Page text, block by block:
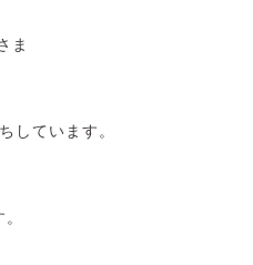
ま
しています。